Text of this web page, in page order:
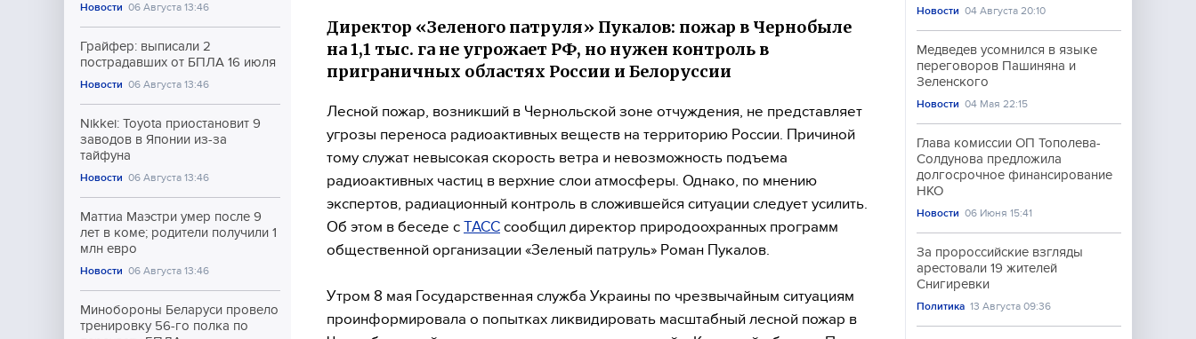
Новости 06 Августа 13:46
Грайфер: выписали 2
пострадавших от БПЛА 16 июля
Новости 06 Августа 13:46
Nikkei: Toyota приостановит 9
заводов в Японии из-за
тайфуна
Новости 06 Августа 13:46
Маттиа Маэстри умер после 9
лет в коме; родители получили 1
млн евро
Новости 06 Августа 13:46
Минобороны Беларуси провело
тренировку 56-го полка по
Директор «Зеленого патруля» Пукалов: пожар в Чернобыле
на 1,1 тыс. га не угрожает РФ, но нужен контроль в
приграничных областях России и Белоруссии
Лесной пожар, возникший в Чернольской зоне отчуждения, не представляет
угрозы переноса радиоактивных веществ на территорию России. Причиной
тому служат невысокая скорость ветра и невозможность подъема
радиоактивных частиц в верхние слои атмосферы. Однако, по мнению
экспертов, радиационный контроль в сложившейся ситуации следует усилить.
Об этом в беседе с ТАСС сообщил директор природоохранных программ
общественной организации «Зеленый патруль» Роман Пукалов.
Утром 8 мая Государственная служба Украины по чрезвычайным ситуациям
проинформировала о попытках ликвидировать масштабный лесной пожар в
Новости 04 Августа 20:10
Медведев усомнился в языке
переговоров Пашиняна и
Зеленского
Новости 04 Мая 22:15
Глава комиссии ОП Тополева-
Солдунова предложила
долгосрочное финансирование
НКО
Новости 06 Июня 15:41
За пророссийские взгляды
арестовали 19 жителей
Снигиревки
Политика 13 Августа 09:36